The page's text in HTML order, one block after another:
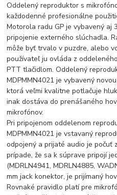
Oddelený reproduktor s
každodenné profesionálne
Motorola radu GP je vybavený aj
pripojenie externého slúchadla.
môže byť trvalo v puzdre, alebo
používateľ ju ovláda z
PTT tlačidlom. Oddelený
MDPMMN4021 je vybavený
ktorá veľmi kvalitne potlačuje
inak dostáva do prenášaného
mikrofónov.
Pri pripojenom oddelenom
MDPMMN4021 je vstavaný
odpojený a prijaté audio je počuť
prípade, že sa k súprave pripojí
(MDRLN4941, MDRLN4885,
mm jack konektor, je prijímaný
Rovnaké pravidlo platí pre